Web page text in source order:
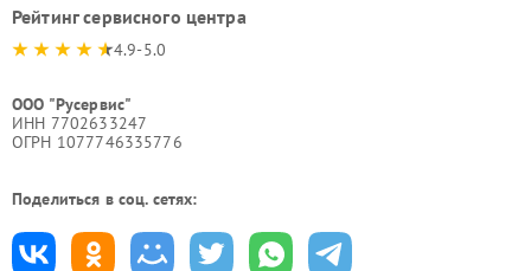
Рейтинг сервисного центра
4.9-5.0
ООО "Русервис"
ИНН 7702633247
ОГРН 1077746335776
Поделиться в соц. сетях: